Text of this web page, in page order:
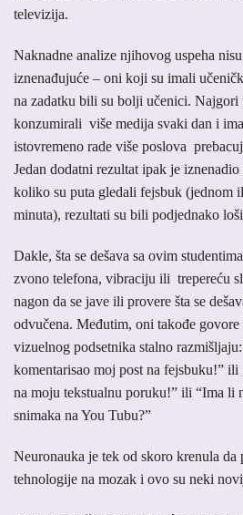
televizija.
Naknadne analize njihovog uspeha
iznenađujuće – oni koji su imali
na zadatku bili su bolji učenici.
konzumirali više medija svaki dan i
istovremeno rade više poslova
Jedan dodatni rezultat ipak je
koliko su puta gledali fejsbuk (jednom
minuta), rezultati su bili podjednako
Dakle, šta se dešava sa ovim
zvono telefona, vibraciju ili trepereću
nagon da se jave ili provere šta se
odvučena. Međutim, oni takođe
vizuelnog podsetnika stalno
komentarisao moj post na fejsbuku!”
na moju tekstualnu poruku!” ili “Ima li
snimaka na You Tubu?”
Neuronauka je tek od skoro krenula da
tehnologije na mozak i ovo su neki